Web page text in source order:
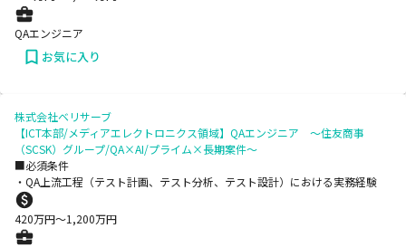
QAエンジニア
お気に入り
株式会社ベリサーブ
【ICT本部/メディアエレクトロニクス領域】QAエンジニア ～住友商事
（SCSK）グループ/QA×AI/プライム×長期案件～
■必須条件
・QA上流工程（テスト計画、テスト分析、テスト設計）における実務経験
420万円〜1,200万円